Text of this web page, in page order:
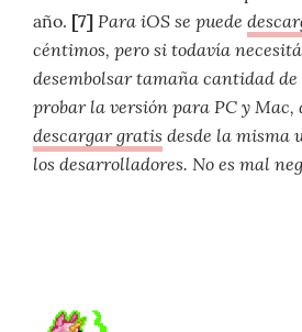
año. [7] Para iOS se puede
céntimos, pero si todavía
desembolsar tamaña cantidad
probar la versión para PC y Mac,
descargar gratis desde la misma
los desarrolladores. No es mal